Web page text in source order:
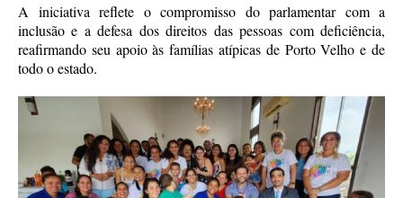
A iniciativa reflete o compromisso do parlamentar com a
inclusão e a defesa dos direitos das pessoas com deficiência,
reafirmando seu apoio às famílias atípicas de Porto Velho e de
todo o estado.